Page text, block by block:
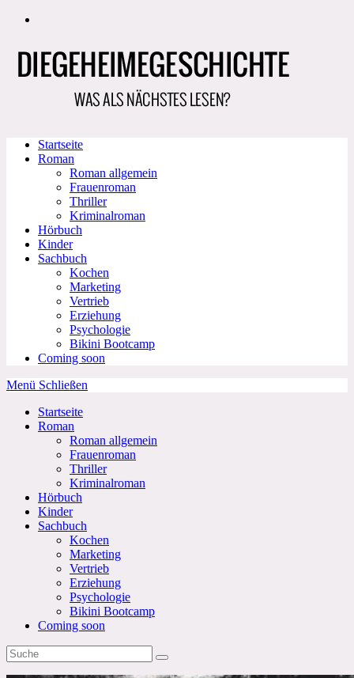
Zum
Startseite
Roman
Roman allgemein
Frauenroman
Thriller
Kriminalroman
Hörbuch
Kinder
Sachbuch
Kochen
Marketing
Vertrieb
Erziehung
Psychologie
Bikini Bootcamp
Coming soon
Menü Schließen
Startseite
Roman
Roman allgemein
Frauenroman
Thriller
Kriminalroman
Hörbuch
Kinder
Sachbuch
Kochen
Marketing
Vertrieb
Erziehung
Psychologie
Bikini Bootcamp
Coming soon